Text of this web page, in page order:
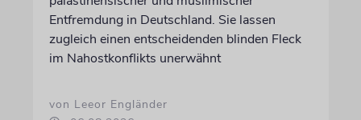
Entfremdung in Deutschland. Sie lassen
zugleich einen entscheidenden blinden Fleck
im Nahostkonflikts unerwähnt
von Leeor Engländer